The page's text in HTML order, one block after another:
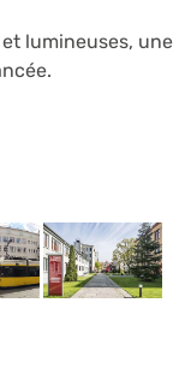
et lumineuses, une